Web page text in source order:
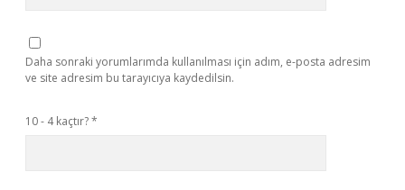
Daha sonraki yorumlarımda kullanılması için adım, e-posta adresim
ve site adresim bu tarayıcıya kaydedilsin.
10 - 4 kaçtır?*